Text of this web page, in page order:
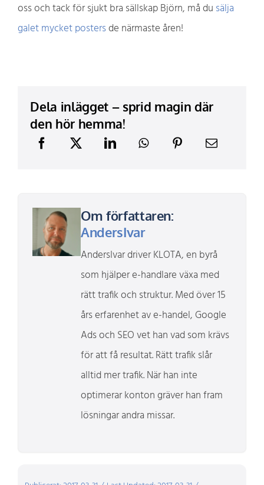
oss och tack för sjukt bra sällskap Björn, må du sälja
galet mycket postersde närmaste åren!
Dela inlägget – sprid magin där
den hör hemma!
Om författaren:
AndersIvar
AndersIvar driver KLOTA, en byrå
som hjälper e-handlare växa med
rätt trafik och struktur. Med över 15
års erfarenhet av e-handel, Google
Ads och SEO vet han vad som krävs
för att få resultat. Rätt trafik slår
alltid mer trafik. När han inte
optimerar konton gräver han fram
lösningar andra missar.